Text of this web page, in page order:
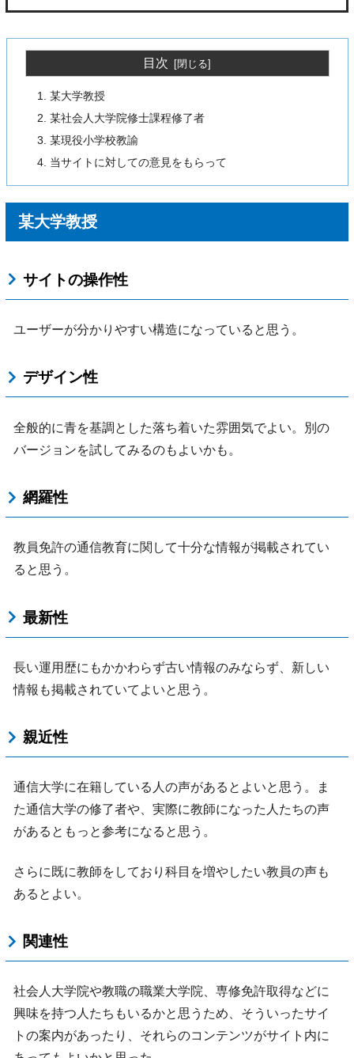
目次
某大学教授
某社会人大学院修士課程修了者
某現役小学校教諭
当サイトに対しての意見をもらって
某大学教授
サイトの操作性
ユーザーが分かりやすい構造になっていると思う。
デザイン性
全般的に青を基調とした落ち着いた雰囲気でよい。別の
バージョンを試してみるのもよいかも。
網羅性
教員免許の通信教育に関して十分な情報が掲載されてい
ると思う。
最新性
長い運用歴にもかかわらず古い情報のみならず、新しい
情報も掲載されていてよいと思う。
親近性
通信大学に在籍している人の声があるとよいと思う。ま
た通信大学の修了者や、実際に教師になった人たちの声
があるともっと参考になると思う。
さらに既に教師をしており科目を増やしたい教員の声も
あるとよい。
関連性
社会人大学院や教職の職業大学院、専修免許取得などに
興味を持つ人たちもいるかと思うため、そういったサイ
トの案内があったり、それらのコンテンツがサイト内に